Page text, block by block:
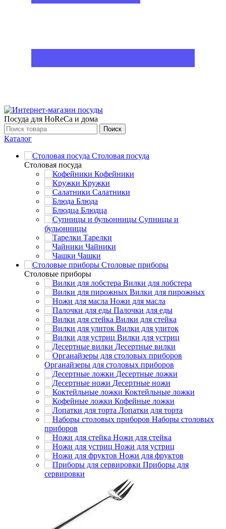
Посуда для HoReCa и дома
Поиск
Каталог
Столовая посуда
Столовая посуда
Кофейники
Кружки
Салатники
Блюда
Блюдца
Супницы и
бульонницы
Тарелки
Чайники
Чашки
Cтоловые приборы
Cтоловые приборы
Вилки для лобстера
Вилки для пирожных
Ножи для масла
Палочки для еды
Вилки для стейка
Вилки для улиток
Вилки для устриц
Десертные вилки
Органайзеры для столовых приборов
Десертные ложки
Десертные ножи
Коктейльные ложки
Кофейные ложки
Лопатки для торта
Наборы столовых
приборов
Ножи для стейка
Ножи для устриц
Ножи для фруктов
Приборы для
сервировки